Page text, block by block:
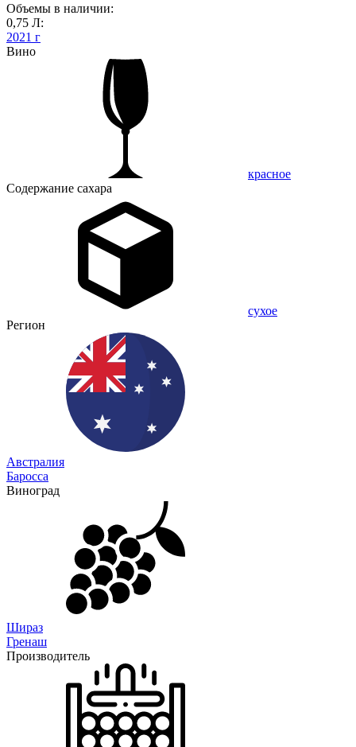
Объемы в наличии:
0,75 Л:
2021 г
Вино
красное
Содержание сахара
сухое
Регион
Австралия
Баросса
Виноград
Шираз
Гренаш
Производитель